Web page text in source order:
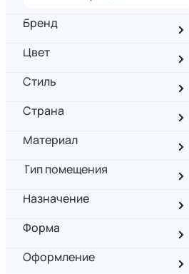
Бренд
Цвет
Стиль
Страна
Материал
Тип помещения
Назначение
Форма
Оформление